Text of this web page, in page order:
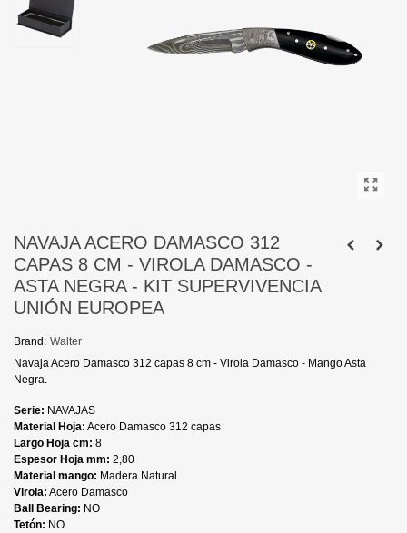
NAVAJA ACERO DAMASCO 312
CAPAS 8 CM - VIROLA DAMASCO -
ASTA NEGRA - KIT SUPERVIVENCIA
UNIÓN EUROPEA
Brand: Walter
Navaja Acero Damasco 312 capas 8 cm - Virola Damasco - Mango Asta
Negra.
Serie: NAVAJAS
Material Hoja: Acero Damasco 312 capas
Largo Hoja cm: 8
Espesor Hoja mm: 2,80
Material mango: Madera Natural
Virola: Acero Damasco
Ball Bearing: NO
Tetón: NO